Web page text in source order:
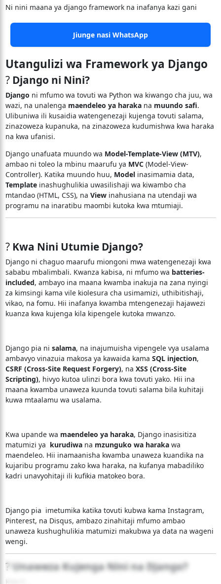
Ni nini maana ya django framework na inafanya kazi gani
Jiunge nasi WhatsApp
Utangulizi wa Framework ya Django
? Django ni Nini?
Django ni mfumo wa tovuti wa Python wa kiwango cha juu, wa
wazi, na unalenga maendeleo ya harakana muundo safi.
Ulibuniwa ili kusaidia watengenezaji kujenga tovuti salama,
zinazoweza kupanuka, na zinazoweza kudumishwa kwa haraka
na kwa ufanisi.
Django unafuata muundo wa Model-Template-View (MTV),
ambao ni toleo la mbinu maarufu ya MVC(Model-View-
Controller). Katika muundo huu, Modelinasimamia data,
Templateinashughulikia uwasilishaji wa kiwambo cha
mtandao (HTML, CSS), na Viewinahusiana na utendaji wa
programu na inaratibu maombi kutoka kwa mtumiaji.
? Kwa Nini Utumie Django?
Django ni chaguo maarufu miongoni mwa watengenezaji kwa
sababu mbalimbali. Kwanza kabisa, ni mfumo wa batteries-
included, ambayo ina maana kwamba inakuja na zana nyingi
za kimsingi kama vile kiolesura cha usimamizi, uthibitishaji,
vikao, na fomu. Hii inafanya kwamba mtengenezaji hajawezi
kuanza kwa kujenga kila kipengele kutoka mwanzo.
Django pia ni salama, na inajumuisha vipengele vya usalama
ambavyo vinazuia makosa ya kawaida kama SQL injection,
CSRF (Cross-Site Request Forgery), na XSS (Cross-Site
Scripting), hivyo kutoa ulinzi bora kwa tovuti yako. Hii ina
maana kwamba unaweza kuunda tovuti salama bila kuhitaji
kuwa mtaalamu wa usalama.
Kwa upande wa maendeleo ya haraka, Django inasisitiza
matumizi ya kurudiwana mzunguko wa harakawa
maendeleo. Hii inamaanisha kwamba unaweza kuandika na
kujaribu programu zako kwa haraka, na kufanya mabadiliko
kadri unavyohitaji ili kufikia matokeo bora.
Django pia imetumika katika tovuti kubwa kama Instagram,
Pinterest, na Disqus, ambazo zinahitaji mfumo ambao
unaweza kushughulikia matumizi makubwa ya data na wageni
wengi.
? Unaweza Kujenga Nini na Django?